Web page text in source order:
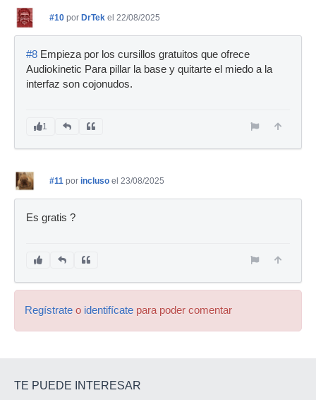
#10 por DrTek el 22/08/2025
#8 Empieza por los cursillos gratuitos que ofrece
Audiokinetic Para pillar la base y quitarte el miedo a la
interfaz son cojonudos.
1
#11 por incluso el 23/08/2025
Es gratis ?
Regístrate o identifícate para poder comentar
TE PUEDE INTERESAR